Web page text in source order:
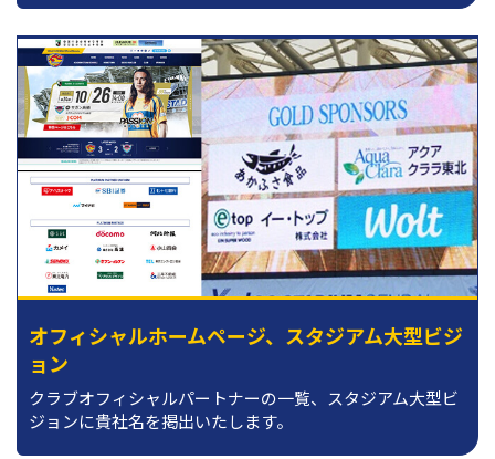
オフィシャルホームページ、スタジアム大型ビジ
ョン
クラブオフィシャルパートナーの一覧、スタジアム大型ビ
ジョンに貴社名を掲出いたします。